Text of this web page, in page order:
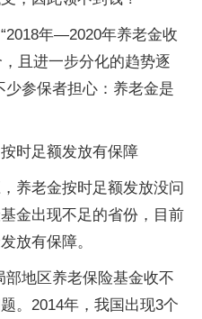
年—2020年养老金收
且进一步分化的趋势逐
少参保者担心：养老金是
时足额发放有保障
养老金按时足额发放没问
金出现不足的省份，目前
放有保障。
部地区养老保险基金收不
。2014年，我国出现3个